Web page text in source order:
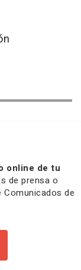
online de tu
de prensa o
de